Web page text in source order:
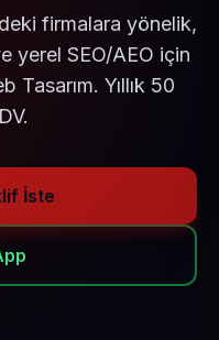
firmalara yönelik,
yerel SEO/AEO için
Tasarım. Yıllık 50
İste